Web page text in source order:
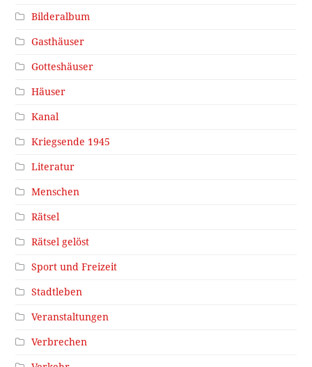
Bilderalbum
Gasthäuser
Gotteshäuser
Häuser
Kanal
Kriegsende 1945
Literatur
Menschen
Rätsel
Rätsel gelöst
Sport und Freizeit
Stadtleben
Veranstaltungen
Verbrechen